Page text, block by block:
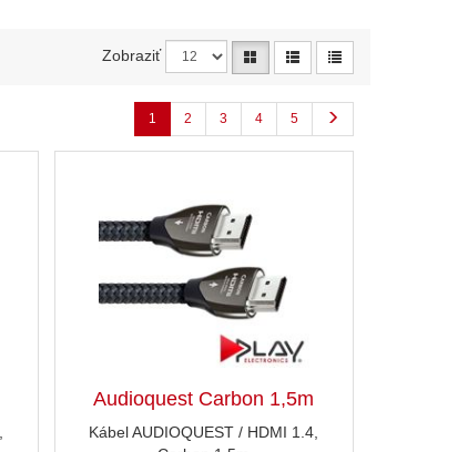
Zobraziť
1 2 3 4 5
Audioquest Carbon 1,5m
Kábel AUDIOQUEST / HDMI 1.4,